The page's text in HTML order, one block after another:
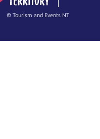
繁體中文
© Tourism and Events NT